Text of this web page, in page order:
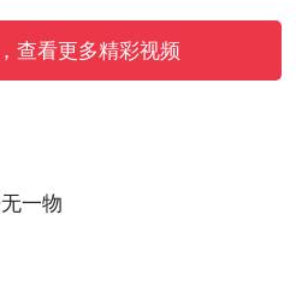
查看更多精彩视频
一物